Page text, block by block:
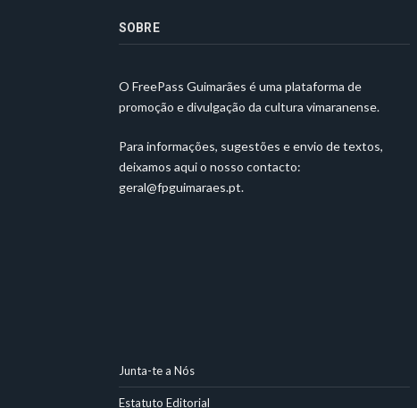
SOBRE
O FreePass Guimarães é uma plataforma de
promoção e divulgação da cultura vimaranense.
Para informações, sugestões e envio de textos,
deixamos aqui o nosso contacto:
geral@fpguimaraes.pt.
Junta-te a Nós
Estatuto Editorial